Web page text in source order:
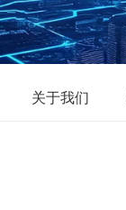
心
纵
东
会
关于我们